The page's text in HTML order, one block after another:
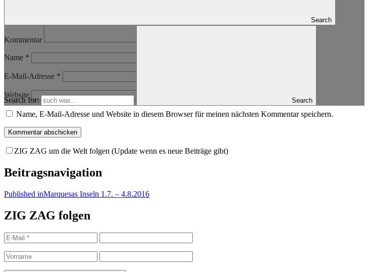
Search
Search for: Search
Kommentar
Name *
E-Mail-Adresse *
Website
Name, E-Mail-Adresse und Website in diesem Browser für meinen nächsten Kommentar speichern.
ZIG ZAG um die Welt folgen (Update wenn es neue Beiträge gibt)
Beitragsnavigation
Published inMarquesas Inseln 1.7. – 4.8.2016
ZIG ZAG folgen